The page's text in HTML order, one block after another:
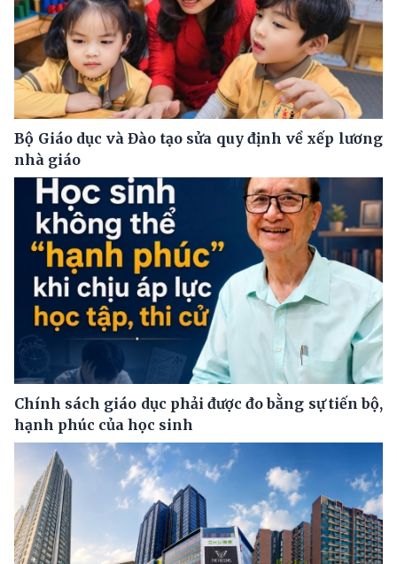
Bộ Giáo dục và Đào tạo sửa quy định về xếp lương
nhà giáo
Chính sách giáo dục phải được đo bằng sự tiến bộ,
hạnh phúc của học sinh